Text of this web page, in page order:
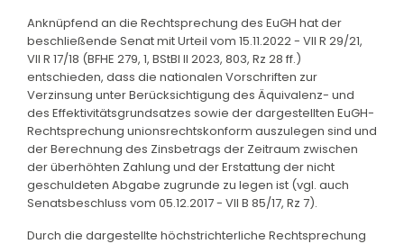
Anknüpfend an die Rechtsprechung des EuGH hat der
beschließende Senat mit Urteil vom 15.11.2022 - VII R 29/21,
VII R 17/18 (BFHE 279, 1, BStBl II 2023, 803, Rz 28 ff.)
entschieden, dass die nationalen Vorschriften zur
Verzinsung unter Berücksichtigung des Äquivalenz- und
des Effektivitätsgrundsatzes sowie der dargestellten EuGH-
Rechtsprechung unionsrechtskonform auszulegen sind und
der Berechnung des Zinsbetrags der Zeitraum zwischen
der überhöhten Zahlung und der Erstattung der nicht
geschuldeten Abgabe zugrunde zu legen ist (vgl. auch
Senatsbeschluss vom 05.12.2017 - VII B 85/17, Rz 7).
Durch die dargestellte höchstrichterliche Rechtsprechung